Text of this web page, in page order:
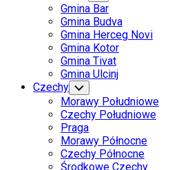
Child
Menu
Gmina Bar
Gmina Budva
Gmina Herceg Novi
Gmina Kotor
Gmina Tivat
Gmina Ulcinj
Czechy Toggle
Child
Menu
Morawy Południowe
Czechy Południowe
Praga
Morawy Północne
Czechy Północne
Środkowe Czechy